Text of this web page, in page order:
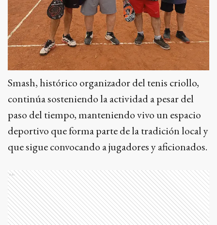
Smash, histórico organizador del tenis criollo,
continúa sosteniendo la actividad a pesar del
paso del tiempo, manteniendo vivo un espacio
deportivo que forma parte de la tradición local y
que sigue convocando a jugadores y aficionados.
Ads